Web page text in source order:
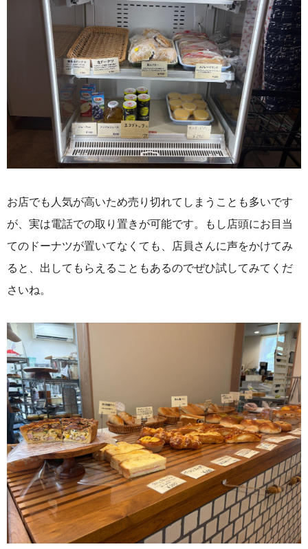
お店でも人気が高いため売り切れてしまうことも多いです
が、実は電話での取り置きが可能です。もし店頭にお目当
てのドーナツが置いてなくても、店員さんに声をかけてみ
ると、出してもらえることもあるのでぜひ試してみてくだ
さいね。